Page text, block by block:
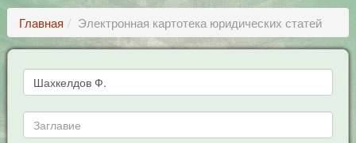
Главная Электронная картотека юридических статей